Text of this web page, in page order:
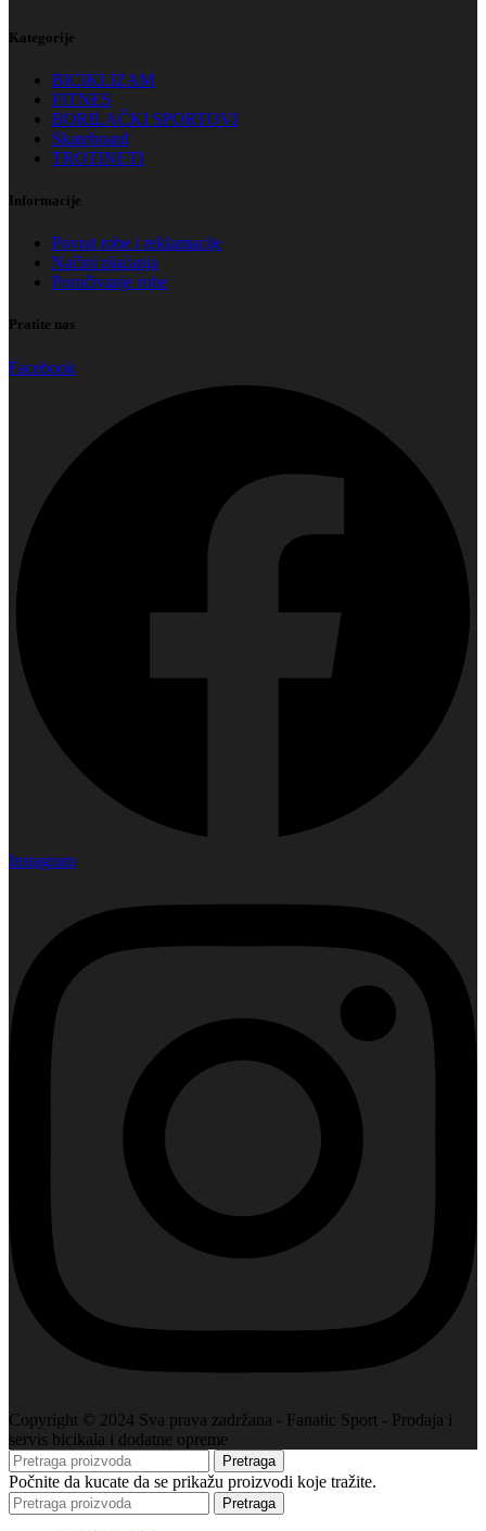
Kategorije
BICIKLIZAM
FITNES
BORILAČKI SPORTOVI
Skateboard
TROTINETI
Informacije
Povrat robe i reklamacije
Načini plaćanja
Poručivanje robe
Pratite nas
Facebook
Instagram
Copyright © 2024 Sva prava zadržana - Fanatic Sport - Prodaja i
servis bicikala i dodatne opreme
Pretraga
Počnite da kucate da se prikažu proizvodi koje tražite.
Pretraga